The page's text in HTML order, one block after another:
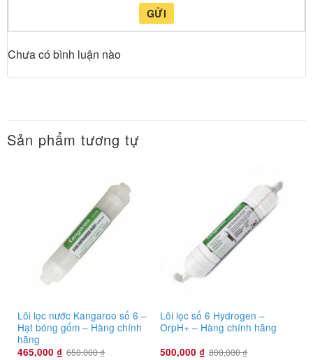
GỬI
Chưa có bình luận nào
Sản phẩm tương tự
Lõi lọc nước Kangaroo số 6 –
Hạt bóng gốm – Hàng chính
hãng
465,000 ₫ 650,000₫
Lõi lọc số 6 Hydrogen –
OrpH+ – Hàng chính hãng
500,000 ₫ 800,000₫